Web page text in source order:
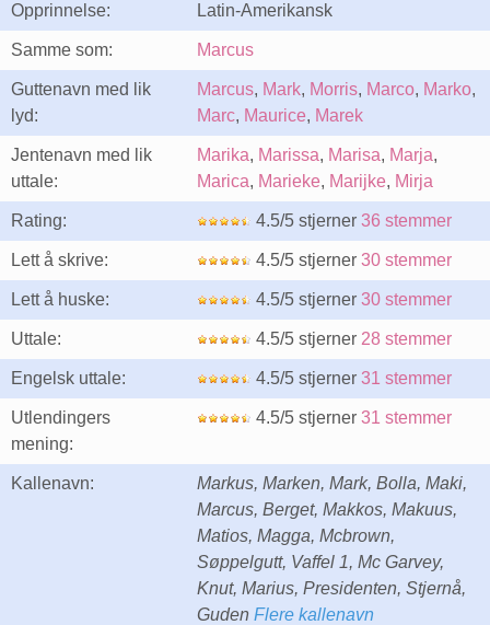
Opprinnelse: Latin-Amerikansk
Samme som: Marcus
Guttenavn med lik
lyd:
Marcus, Mark, Morris, Marco, Marko,
Marc, Maurice, Marek
Jentenavn med lik
uttale:
Marika, Marissa, Marisa, Marja,
Marica, Marieke, Marijke, Mirja
Rating: 4.5/5 stjerner 36 stemmer
Lett å skrive: 4.5/5 stjerner 30 stemmer
Lett å huske: 4.5/5 stjerner 30 stemmer
Uttale: 4.5/5 stjerner 28 stemmer
Engelsk uttale: 4.5/5 stjerner 31 stemmer
Utlendingers
mening:
4.5/5 stjerner 31 stemmer
Kallenavn:
Markus, Marken, Mark, Bolla, Maki,
Marcus, Berget, Makkos, Makuus,
Matios, Magga, Mcbrown,
Søppelgutt, Vaffel 1, Mc Garvey,
Knut, Marius, Presidenten, Stjernå,
Guden Flere kallenavn